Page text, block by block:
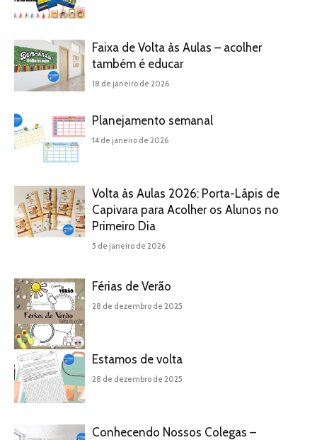
Faixa de Volta às Aulas – acolher
também é educar
18 de janeiro de 2026
Planejamento semanal
14 de janeiro de 2026
Volta às Aulas 2026: Porta-Lápis de
Capivara para Acolher os Alunos no
Primeiro Dia
5 de janeiro de 2026
Férias de Verão
28 de dezembro de 2025
Estamos de volta
28 de dezembro de 2025
Conhecendo Nossos Colegas –